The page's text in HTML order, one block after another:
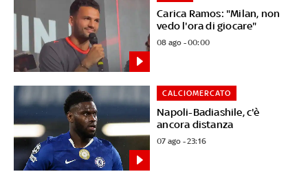
Carica Ramos: "Milan, non
vedo l'ora di giocare"
08 ago - 00:00
Napoli-Badiashile, c'è
ancora distanza
CALCIOMERCATO
07 ago - 23:16